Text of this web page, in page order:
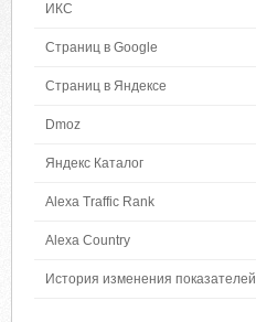
ИКС
Страниц в Google
Страниц в Яндексе
Dmoz
Яндекс Каталог
Alexa Traffic Rank
Alexa Country
История изменения показателей